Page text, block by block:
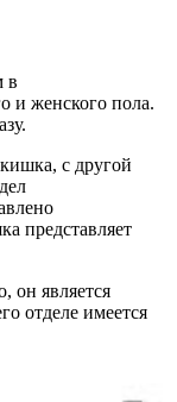
в
и женского пола.
с другой
представляет
он является
отделе имеется